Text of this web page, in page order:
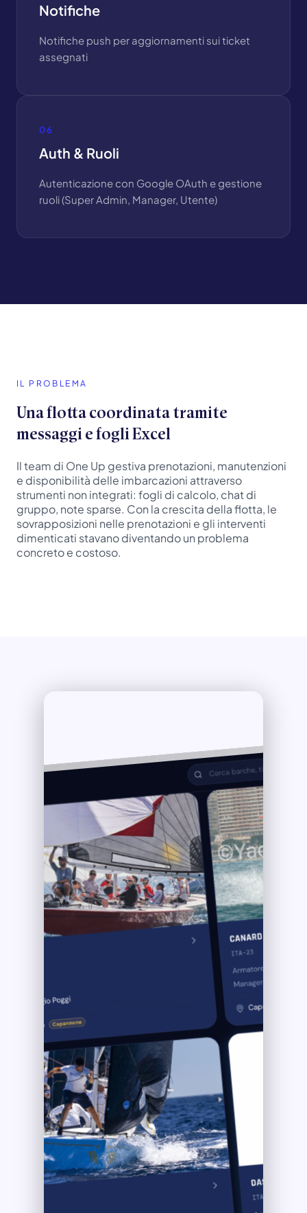
Notifiche
Notifiche push per aggiornamenti sui ticket
assegnati
06
Auth & Ruoli
Autenticazione con Google OAuth e gestione
ruoli (Super Admin, Manager, Utente)
IL PROBLEMA
Una flotta coordinata tramite
messaggi e fogli Excel
Il team di One Up gestiva prenotazioni, manutenzioni
e disponibilità delle imbarcazioni attraverso
strumenti non integrati: fogli di calcolo, chat di
gruppo, note sparse. Con la crescita della flotta, le
sovrapposizioni nelle prenotazioni e gli interventi
dimenticati stavano diventando un problema
concreto e costoso.